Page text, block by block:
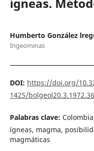
ígneas.
Humberto González
Ingeominas
DOI: https://doi.org/
1425/
Palabras clave:
ígneas, magma,
magmáticas